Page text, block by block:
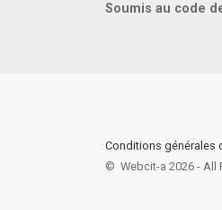
Soumis au code
Conditions générales
© Webcit-a 2026 - All